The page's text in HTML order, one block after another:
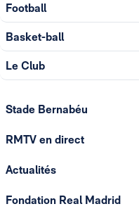
Football
Basket-ball
Le Club
Stade Bernabéu
RMTV en direct
Actualités
Fondation Real Madrid